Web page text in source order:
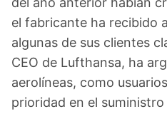
el fabricante ha recibido
algunas de sus clientes
CEO de Lufthansa, ha
aerolíneas, como
prioridad en el